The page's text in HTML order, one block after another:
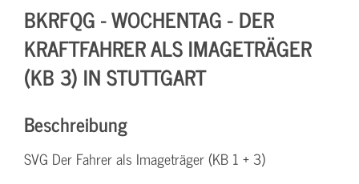
BKRFQG - WOCHENTAG - DER
KRAFTFAHRER ALS IMAGETRÄGER
(KB 3) IN STUTTGART
Beschreibung
SVG Der Fahrer als Imageträger (KB 1 + 3)